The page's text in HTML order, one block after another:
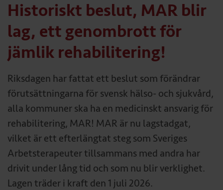
Historiskt beslut, MAR blir
lag, ett genombrott för
jämlik rehabilitering!
Riksdagen har fattat ett beslut som förändrar
förutsättningarna för svensk hälso- och sjukvård,
alla kommuner ska ha en medicinskt ansvarig för
rehabilitering, MAR! MAR är nu lagstadgat,
vilket är ett efterlängtat steg som Sveriges
Arbetsterapeuter tillsammans med andra har
drivit under lång tid och som nu blir verklighet.
Lagen träder i kraft den 1 juli 2026.